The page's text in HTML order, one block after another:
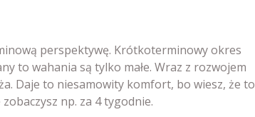
perspektywę. Krótkoterminowy okres
to wahania są tylko małe. Wraz z rozwojem
Daje to niesamowity komfort, bo wiesz, że to
np. za 4 tygodnie.